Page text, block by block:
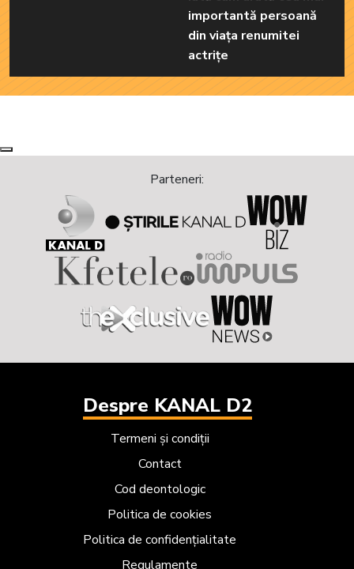
importantă persoană
din viața renumitei
actrițe
Next
Previous
Parteneri:
Despre KANAL D2
Termeni și condiții
Contact
Cod deontologic
Politica de cookies
Politica de confidențialitate
Regulamente